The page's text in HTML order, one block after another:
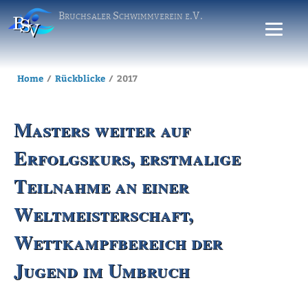
Bruchsaler Schwimmverein e.V.
Home Rückblicke 2017
Masters weiter auf
Erfolgskurs, erstmalige
Teilnahme an einer
Weltmeisterschaft,
Wettkampfbereich der
Jugend im Umbruch